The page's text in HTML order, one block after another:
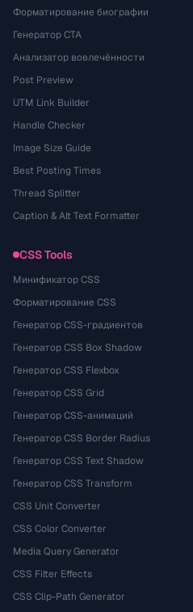
Форматирование биографии
Генератор CTA
Анализатор вовлечённости
Post Preview
UTM Link Builder
Handle Checker
Image Size Guide
Best Posting Times
Thread Splitter
Caption & Alt Text Formatter
CSS Tools
Минификатор CSS
Форматирование CSS
Генератор CSS-градиентов
Генератор CSS Box Shadow
Генератор CSS Flexbox
Генератор CSS Grid
Генератор CSS-анимаций
Генератор CSS Border Radius
Генератор CSS Text Shadow
Генератор CSS Transform
CSS Unit Converter
CSS Color Converter
Media Query Generator
CSS Filter Effects
CSS Clip-Path Generator